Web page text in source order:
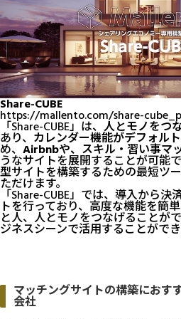
Share-CUBE
https://mallento.com/share-
「Share-CUBE」は、 人とモノをつ
あり、 カレンダー機能がデフォル
め、 Airbnbや、スキル・習い事マ
うなサイトを展開することが可能
型サイトを構築するための最短ツ
ただけます。
「Share-CUBE」では、導入から
トを行っており、高度な機能を簡
と人、人とモノをつなげることが
ジネスシーンで活用することができ
マッチングサイトの構築におす
会社